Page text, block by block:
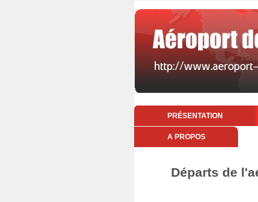
PRÉSENTATION
A PROPOS
Départs de